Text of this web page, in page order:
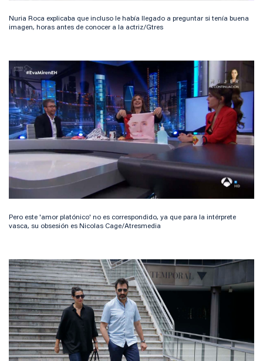
Nuria Roca explicaba que incluso le había llegado a preguntar si tenía buena
imagen, horas antes de conocer a la actriz/Gtres
Pero este 'amor platónico' no es correspondido, ya que para la intérprete
vasca, su obsesión es Nicolas Cage/Atresmedia